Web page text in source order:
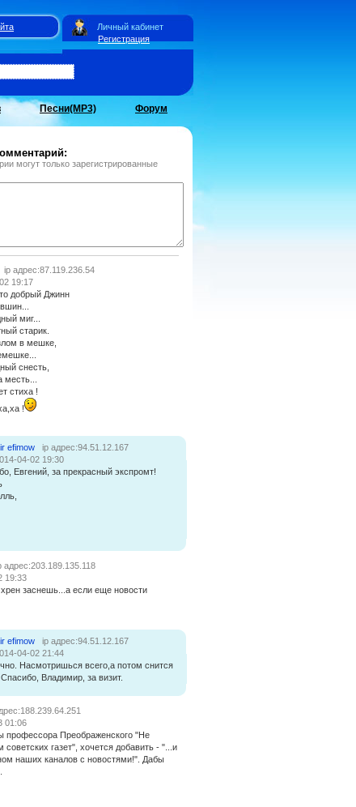
Регистрация
Личный кабинет
Песни(MP3) Форум
могут только зарегистрированные
ip адрес:87.119.236.54
19:17
добрый Джинн
миг...
старик.
в мешке,
снесть,
стиха !
!
efimow
ip адрес:94.51.12.167
04-02 19:30
Евгений, за прекрасный экспромт!
адрес:203.189.135.118
19:33
заснешь...а если еще новости
efimow
ip адрес:94.51.12.167
04-02 21:44
Насмотришься всего,а потом снится
Владимир, за визит.
01:06
профессора Преображенского "Не
советских газет", хочется добавить - "...и
наших каналов с новостями!". Дабы